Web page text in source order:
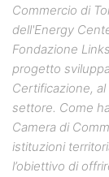
Commercio di
dell'Energy
Fondazione
progetto
Certificazione,
settore. Come
Camera di
istituzioni
l’obiettivo di